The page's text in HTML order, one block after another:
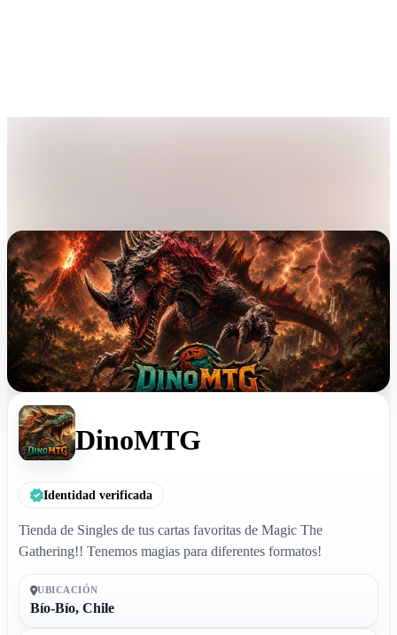
DinoMTG
Identidad verificada
Tienda de Singles de tus cartas favoritas de Magic The
Gathering!! Tenemos magias para diferentes formatos!
UBICACIÓN
Bío-Bío, Chile